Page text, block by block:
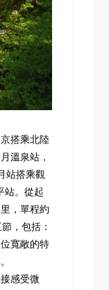
搭乘北陸
溫泉站，
站搭乘觀
站。從起
，單程約
，包括：
寬敞的特
感受微